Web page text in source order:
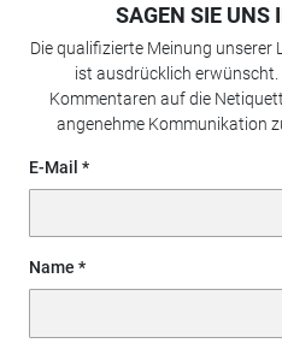
SAGEN SIE UNS
Die qualifizierte Meinung unserer
ist ausdrücklich erwünscht.
Kommentaren auf die
angenehme Kommunikation
E-Mail
Name